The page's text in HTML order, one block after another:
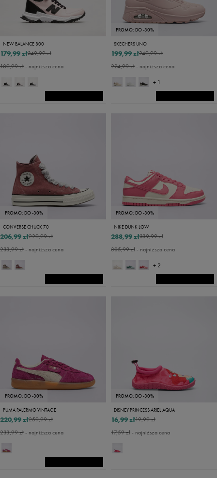
NEW BALANCE 800
349,99 zł
179,99 zł
189,99 zł- najniższa cena
PROMO: DO -30%
SKECHERS UNO
249,99 zł
199,99 zł
224,99 zł- najniższa cena
+ 1
PROMO: DO -30%
CONVERSE CHUCK 70
229,99 zł
206,99 zł
233,99 zł- najniższa cena
PROMO: DO -30%
NIKE DUNK LOW
339,99 zł
288,99 zł
305,99 zł- najniższa cena
+ 2
PROMO: DO -30%
PUMA PALERMO VINTAGE
259,99 zł
220,99 zł
233,99 zł- najniższa cena
PROMO: DO -30%
DISNEY PRINCESS ARIEL AQUA
19,99 zł
16,99 zł
17,59 zł- najniższa cena